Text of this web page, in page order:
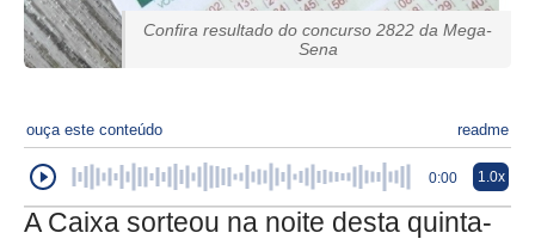
Confira resultado do concurso 2822 da Mega-
Sena
ouça este conteúdo readme
0:00 1.0x
A Caixa sorteou na noite desta quinta-